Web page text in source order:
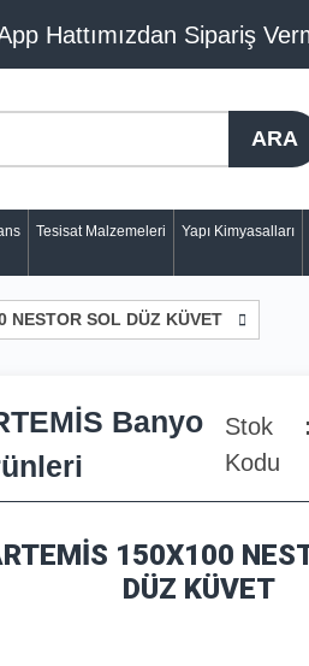
Hattımızdan Sipariş
ARA
Tesisat Malzemeleri Yapı Kimyasalları
NESTOR SOL DÜZ KÜVET
Banyo
Stok
Kodu
150X100
DÜZ KÜVET